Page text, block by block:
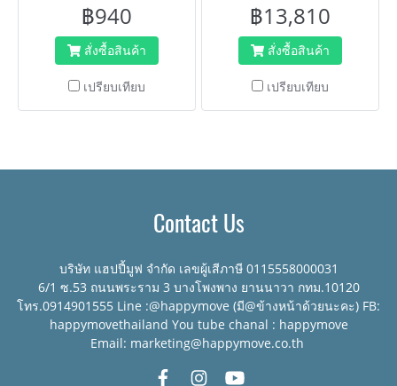
฿940
สั่งซื้อสินค้า
เปรียบเทียบ
฿13,810
สั่งซื้อสินค้า
เปรียบเทียบ
Contact Us
บริษัท แฮปปี้มูฟ จำกัด เลขผู้เสีภาษี 0115558000031
6/1 ซ.53 ถนนพระราม 3 บางโพงพาง ยานนาวา กทม.10120
โทร.0914901555 Line :@happymove (มี@ข้างหน้าด้วยนะคะ) FB:
happymovethailand You tube chanal : happymove
Email: marketing@happymove.co.th